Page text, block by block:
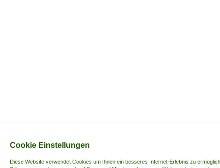
Cookie Einstellungen
Diese Website verwendet Cookies um Ihnen ein besseres Internet-Erlebnis zu